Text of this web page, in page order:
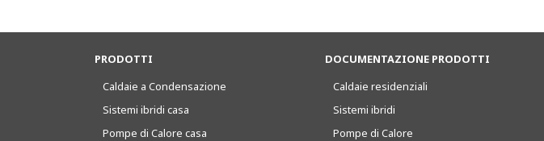
PRODOTTI
Caldaie a Condensazione
Sistemi ibridi casa
Pompe di Calore casa
DOCUMENTAZIONE PRODOTTI
Caldaie residenziali
Sistemi ibridi
Pompe di Calore